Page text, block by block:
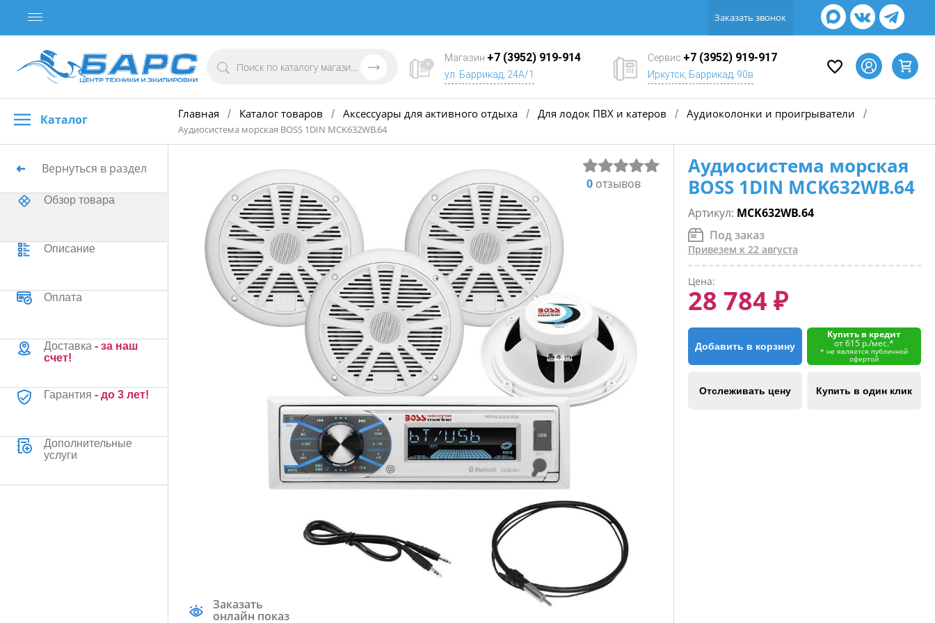
Заказать звонок
Магазин +7 (3952) 919-914
ул. Баррикад, 24А/1
Сервис +7 (3952) 919-917
Иркутск, Баррикад, 90в
Каталог Главная / Каталог товаров / Аксессуары для активного отдыха / Для лодок ПВХ и катеров / Аудиоколонки и проигрыватели /
Аудиосистема морская BOSS 1DIN MCK632WB.64
Вернуться в раздел
Обзор товара
Описание
Оплата
Доставка - за наш
счет!
Гарантия - до 3 лет!
Дополнительные
услуги
0отзывов
Заказать
онлайн показ
Аудиосистема морская
BOSS 1DIN MCK632WB.64
Артикул: MCK632WB.64
Под заказ
Привезем к 22 августа
Цена:
28 784 ₽
Добавить в корзину
Купить в кредит
от 615 р./мес.*
* не является публичной
офертой
Отслеживать цену Купить в один клик